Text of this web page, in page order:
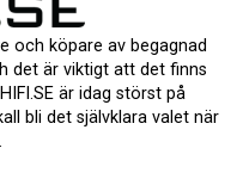
och köpare av begagnad
det är viktigt att det finns
är idag störst på
bli det självklara valet när